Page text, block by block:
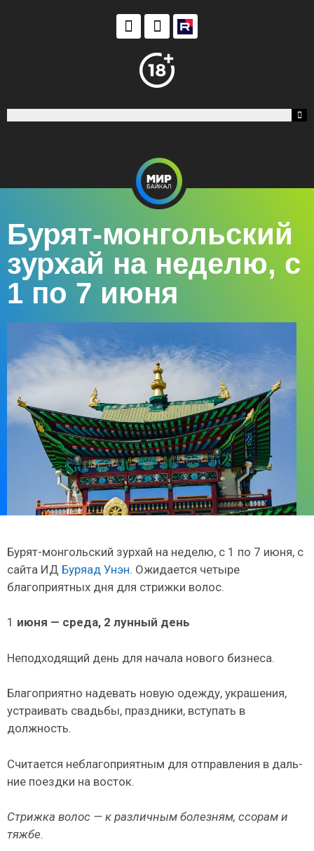
Бурят-монгольский
зурхай на неделю, с
1 по 7 июня
Бурят-монгольский зурхай на неделю, с 1 по 7 июня, с
сайта ИД Буряад Унэн. Ожидается четыре
благоприятных дня для стрижки волос.
1 июня — среда, 2 лунный день
Неподходящий день для начала нового бизнеса.
Благоприятно надевать новую одежду, украшения,
устраивать свадьбы, праздники, вступать в
должность.
Считается неблагоприятным для отправления в даль­
ние поездки на восток.
Стрижка волос — к различным болезням, ссорам и
тяжбе.